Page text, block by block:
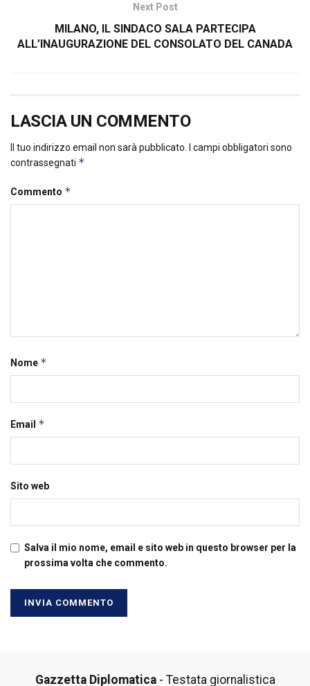
Next Post
MILANO, IL SINDACO SALA PARTECIPA
ALL’INAUGURAZIONE DEL CONSOLATO DEL CANADA
LASCIA UN COMMENTO
Il tuo indirizzo email non sarà pubblicato.
I campi obbligatori sono
contrassegnati *
Commento *
Nome *
Email *
Sito web
Salva il mio nome, email e sito web in questo browser per la
prossima volta che commento.
Gazzetta Diplomatica- Testata giornalistica